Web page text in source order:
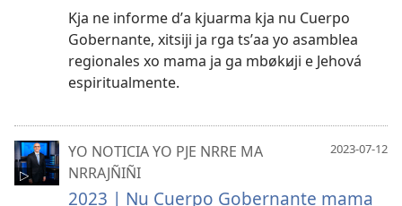
Kja ne informe dʼa kjuarma kja nu Cuerpo
Gobernante, xitsiji ja rga tsʼaa yo asamblea
regionales xo mama ja ga mbøkꞹji e Jehová
espiritualmente.
2023-07-12
YO NOTICIA YO PJE NRRE MA
NRRAJÑIÑI
2023 | Nu Cuerpo Gobernante mama